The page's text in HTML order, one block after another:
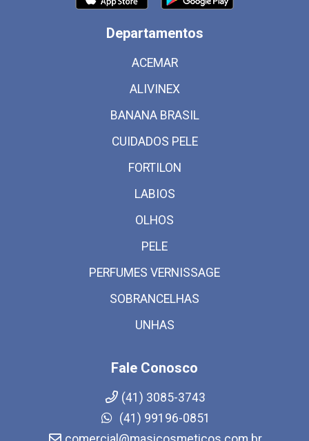
Departamentos
ACEMAR
ALIVINEX
BANANA BRASIL
CUIDADOS PELE
FORTILON
LABIOS
OLHOS
PELE
PERFUMES VERNISSAGE
SOBRANCELHAS
UNHAS
Fale Conosco
(41) 3085-3743
(41) 99196-0851